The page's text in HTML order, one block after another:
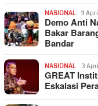
NASIONAL 11
Demo Anti
Bakar
Bandar
NASIONAL 3
GREAT
Eskalasi